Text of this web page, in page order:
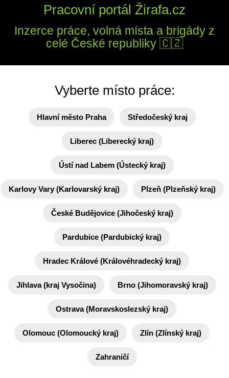
Pracovní portál Žirafa.cz
Inzerce práce, volná místa a brigády z
celé České republiky 🇨🇿
Vyberte místo práce:
Hlavní město Praha Středočeský kraj
Liberec (Liberecký kraj)
Ústí nad Labem (Ústecký kraj)
Karlovy Vary (Karlovarský kraj) Plzeň (Plzeňský kraj)
České Budějovice (Jihočeský kraj)
Pardubice (Pardubický kraj)
Hradec Králové (Královéhradecký kraj)
Jihlava (kraj Vysočina) Brno (Jihomoravský kraj)
Ostrava (Moravskoslezský kraj)
Olomouc (Olomoucký kraj) Zlín (Zlínský kraj)
Zahraničí